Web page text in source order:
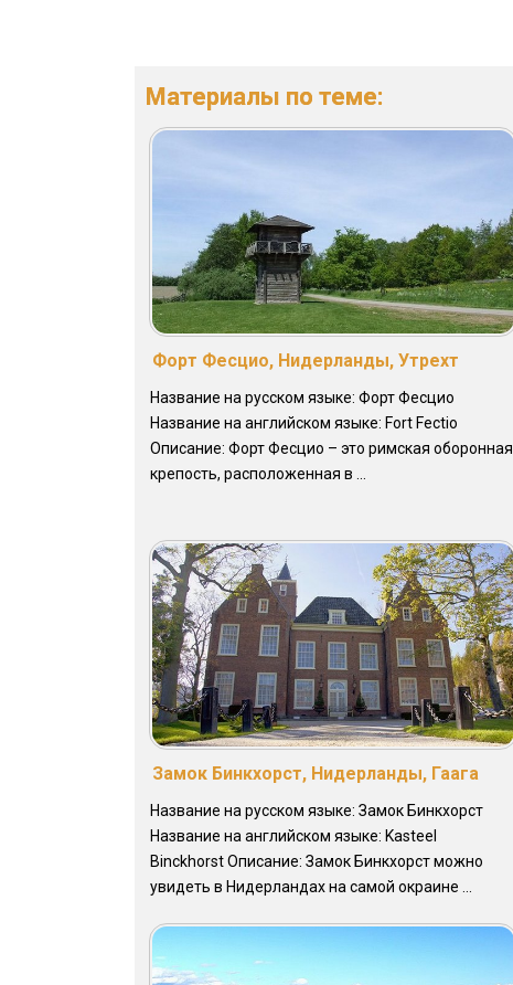
Материалы по теме:
Форт Фесцио, Нидерланды, Утрехт
Название на русском языке: Форт Фесцио
Название на английском языке: Fort Fectio
Описание: Форт Фесцио – это римская оборонная
крепость, расположенная в ...
Замок Бинкхорст, Нидерланды, Гаага
Название на русском языке: Замок Бинкхорст
Название на английском языке: Kasteel
Binckhorst Описание: Замок Бинкхорст можно
увидеть в Нидерландах на самой окраине ...